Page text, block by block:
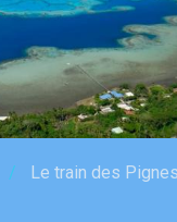
Le train des